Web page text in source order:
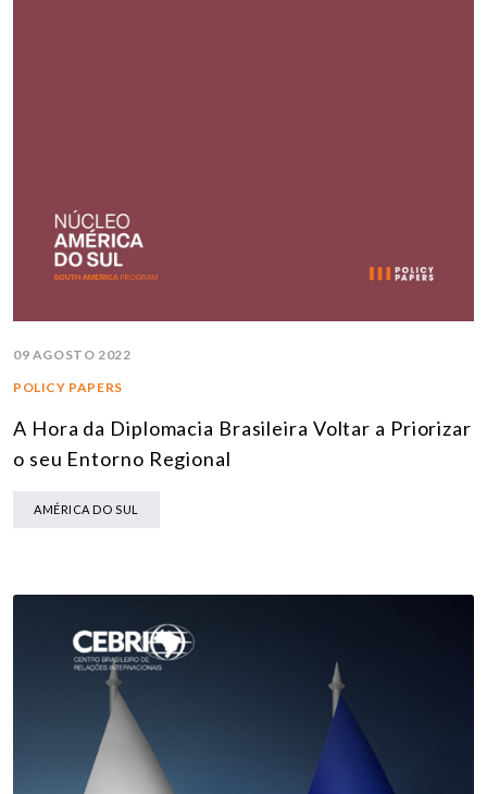
09 AGOSTO 2022
POLICY PAPERS
A Hora da Diplomacia Brasileira Voltar a Priorizar
o seu Entorno Regional
AMÉRICA DO SUL